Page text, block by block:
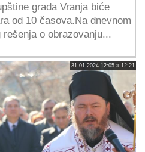
grada Vranja biće
od 10 časova.Na dnevnom
o obrazovanju...
31.01.2024 12:05 » 12:21